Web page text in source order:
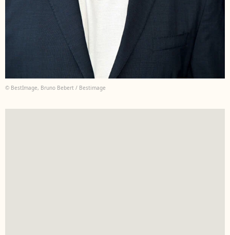
© BestImage, Bruno Bebert / Bestimage